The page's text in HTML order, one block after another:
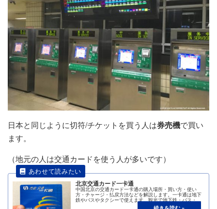
日本と同じように切符/チケットを買う人は券売機で買い
ます。
（地元の人は交通カードを使う人が多いです）
北京交通カード一卡通
中国北京の交通カード一卡通の購入場所・買い方・使い
方・チャージ・払戻方法などを解説します。一卡通は地下
鉄やバスやタクシーで使えます。観光で地下鉄・バス・タ
クシーなどをよく利用する人には旅行の必需品だと思いま